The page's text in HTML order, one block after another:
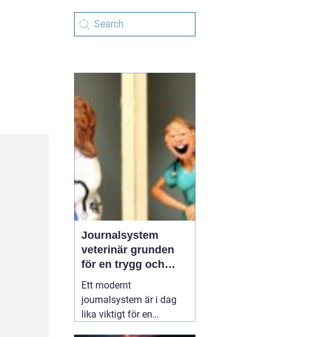
Journalsystem
veterinär grunden
för en trygg och
effektiv djurvård
Ett modernt
journalsystem är i dag
lika viktigt för en